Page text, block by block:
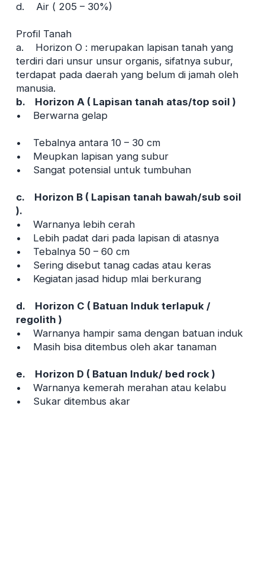
d. Air ( 205 – 30%)
Profil Tanah
a. Horizon O : merupakan lapisan tanah yang
terdiri dari unsur unsur organis, sifatnya subur,
terdapat pada daerah yang belum di jamah oleh
manusia.
b. Horizon A ( Lapisan tanah atas/top soil )
• Berwarna gelap
• Tebalnya antara 10 – 30 cm
• Meupkan lapisan yang subur
• Sangat potensial untuk tumbuhan
c. Horizon B ( Lapisan tanah bawah/sub soil
).
• Warnanya lebih cerah
• Lebih padat dari pada lapisan di atasnya
• Tebalnya 50 – 60 cm
• Sering disebut tanag cadas atau keras
• Kegiatan jasad hidup mlai berkurang
d. Horizon C ( Batuan Induk terlapuk /
regolith )
• Warnanya hampir sama dengan batuan induk
• Masih bisa ditembus oleh akar tanaman
e. Horizon D ( Batuan Induk/ bed rock )
• Warnanya kemerah merahan atau kelabu
• Sukar ditembus akar